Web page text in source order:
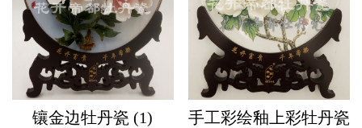
镶金边牡丹瓷 (1)
手工彩绘釉上彩牡丹瓷